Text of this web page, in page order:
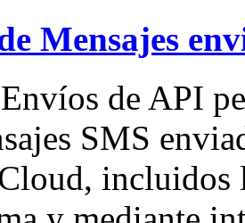
Mensajes
de API
SMS
incluidos